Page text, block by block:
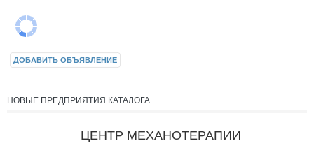
ДОБАВИТЬ ОБЪЯВЛЕНИЕ
НОВЫЕ ПРЕДПРИЯТИЯ КАТАЛОГА
ЦЕНТР МЕХАНОТЕРАПИИ